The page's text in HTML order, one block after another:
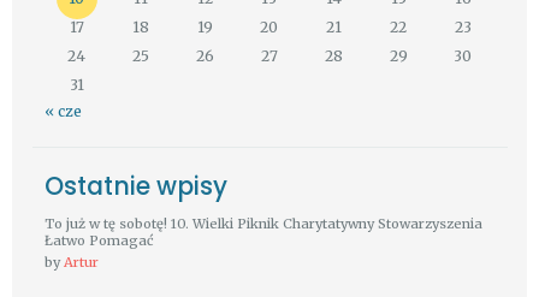
17
18 19 20 21 22
23
24
25 26 27 28 29
30
31
« cze
Ostatnie wpisy
To już w tę sobotę! 10. Wielki Piknik Charytatywny Stowarzyszenia
Łatwo Pomagać
by Artur